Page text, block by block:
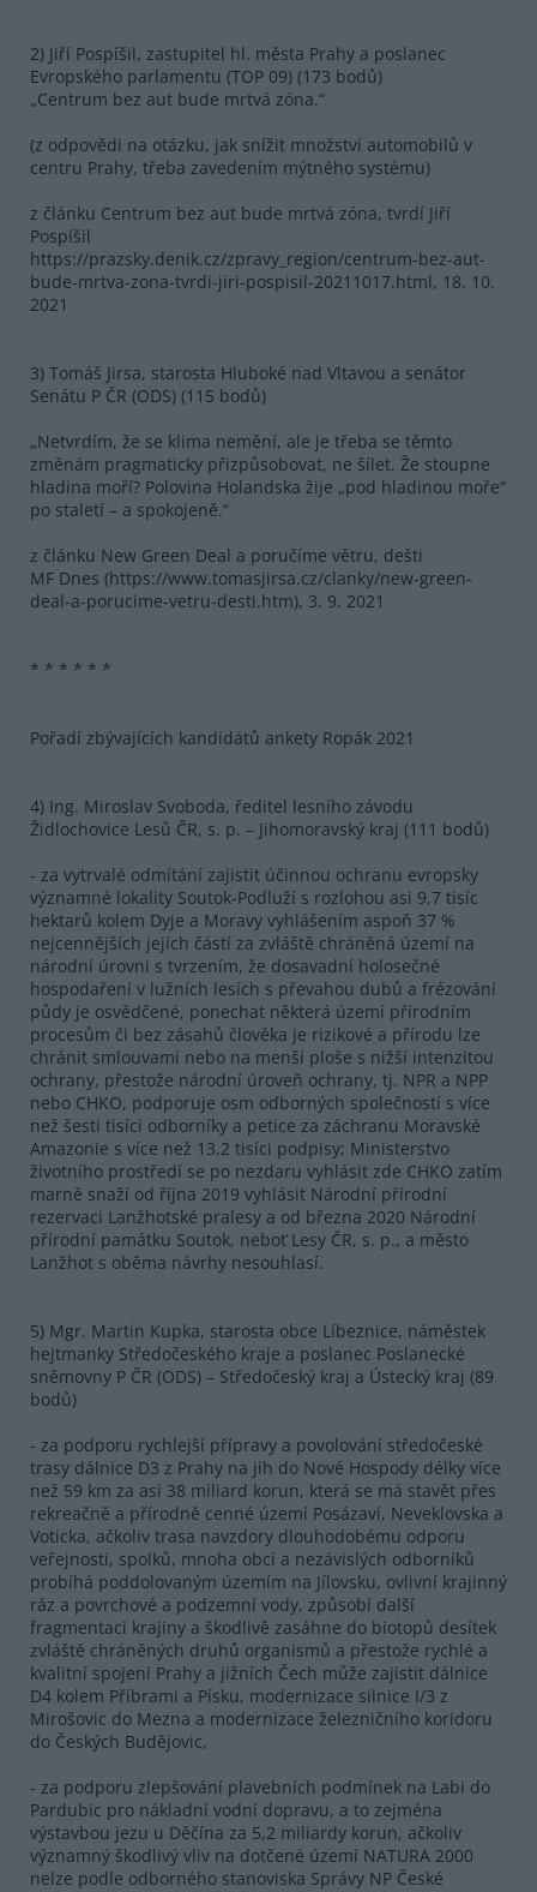
2) Jiří Pospíšil, zastupitel hl. města Prahy a poslanec
Evropského parlamentu (TOP 09) (173 bodů)
„Centrum bez aut bude mrtvá zóna.“
(z odpovědi na otázku, jak snížit množství automobilů v
centru Prahy, třeba zavedením mýtného systému)
z článku Centrum bez aut bude mrtvá zóna, tvrdí Jiří
Pospíšil
https://prazsky.denik.cz/zpravy_region/centrum-bez-aut-
bude-mrtva-zona-tvrdi-jiri-pospisil-20211017.html, 18. 10.
2021
3) Tomáš Jirsa, starosta Hluboké nad Vltavou a senátor
Senátu P ČR (ODS) (115 bodů)
„Netvrdím, že se klima nemění, ale je třeba se těmto
změnám pragmaticky přizpůsobovat, ne šílet. Že stoupne
hladina moří? Polovina Holandska žije „pod hladinou moře“
po staletí – a spokojeně.“
z článku New Green Deal a poručíme větru, dešti
MF Dnes (https://www.tomasjirsa.cz/clanky/new-green-
deal-a-porucime-vetru-desti.htm), 3. 9. 2021
* * * * * *
Pořadí zbývajících kandidátů ankety Ropák 2021
4) Ing. Miroslav Svoboda, ředitel lesního závodu
Židlochovice Lesů ČR, s. p. – Jihomoravský kraj (111 bodů)
- za vytrvalé odmítání zajistit účinnou ochranu evropsky
významné lokality Soutok-Podluží s rozlohou asi 9,7 tisíc
hektarů kolem Dyje a Moravy vyhlášením aspoň 37 %
nejcennějších jejích částí za zvláště chráněná území na
národní úrovni s tvrzením, že dosavadní holosečné
hospodaření v lužních lesích s převahou dubů a frézování
půdy je osvědčené, ponechat některá území přírodním
procesům či bez zásahů člověka je rizikové a přírodu lze
chránit smlouvami nebo na menší ploše s nižší intenzitou
ochrany, přestože národní úroveň ochrany, tj. NPR a NPP
nebo CHKO, podporuje osm odborných společností s více
než šesti tisíci odborníky a petice za záchranu Moravské
Amazonie s více než 13,2 tisíci podpisy; Ministerstvo
životního prostředí se po nezdaru vyhlásit zde CHKO zatím
marně snaží od října 2019 vyhlásit Národní přírodní
rezervaci Lanžhotské pralesy a od března 2020 Národní
přírodní památku Soutok, neboť Lesy ČR, s. p., a město
Lanžhot s oběma návrhy nesouhlasí.
5) Mgr. Martin Kupka, starosta obce Líbeznice, náměstek
hejtmanky Středočeského kraje a poslanec Poslanecké
sněmovny P ČR (ODS) – Středočeský kraj a Ústecký kraj (89
bodů)
- za podporu rychlejší přípravy a povolování středočeské
trasy dálnice D3 z Prahy na jih do Nové Hospody délky více
než 59 km za asi 38 miliard korun, která se má stavět přes
rekreačně a přírodně cenné území Posázaví, Neveklovska a
Voticka, ačkoliv trasa navzdory dlouhodobému odporu
veřejnosti, spolků, mnoha obcí a nezávislých odborníků
probíhá poddolovaným územím na Jílovsku, ovlivní krajinný
ráz a povrchové a podzemní vody, způsobí další
fragmentaci krajiny a škodlivě zasáhne do biotopů desítek
zvláště chráněných druhů organismů a přestože rychlé a
kvalitní spojení Prahy a jižních Čech může zajistit dálnice
D4 kolem Příbrami a Písku, modernizace silnice I/3 z
Mirošovic do Mezna a modernizace železničního koridoru
do Českých Budějovic,
- za podporu zlepšování plavebních podmínek na Labi do
Pardubic pro nákladní vodní dopravu, a to zejména
výstavbou jezu u Děčína za 5,2 miliardy korun, ačkoliv
významný škodlivý vliv na dotčené území NATURA 2000
nelze podle odborného stanoviska Správy NP České